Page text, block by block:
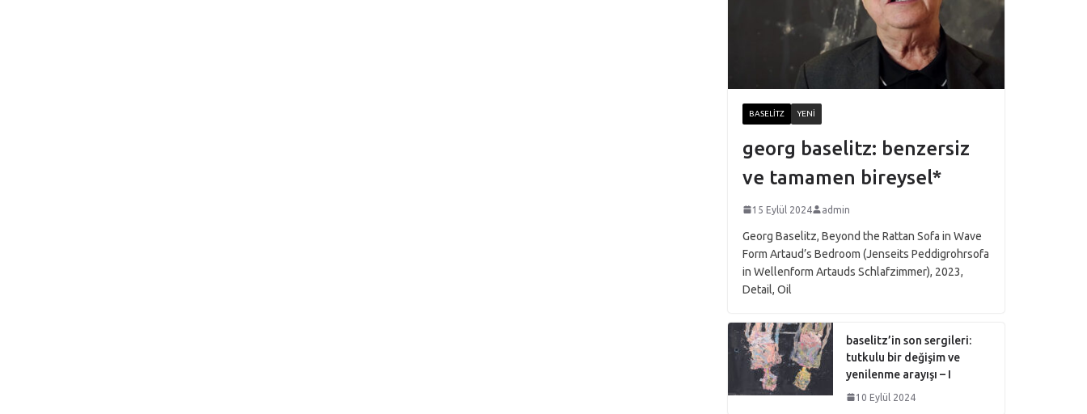
BASELITZ YENI
georg baselitz: benzersiz
ve tamamen bireysel*
15 Eylül 2024 admin
Georg Baselitz, Beyond the Rattan Sofa in Wave
Form Artaud’s Bedroom (Jenseits Peddigrohrsofa
in Wellenform Artauds Schlafzimmer), 2023,
Detail, Oil
baselitz’in son sergileri:
tutkulu bir değişim ve
yenilenme arayışı – I
10 Eylül 2024